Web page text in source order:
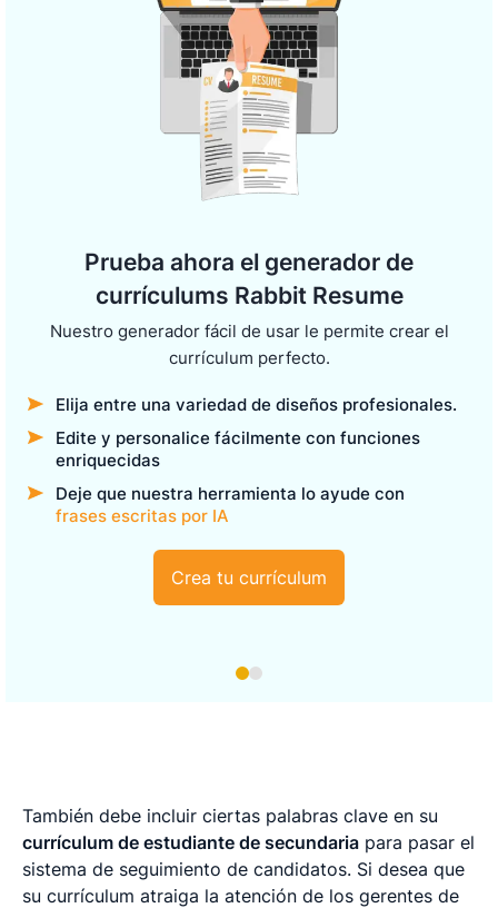
Prueba ahora el generador de
currículums Rabbit Resume
Nuestro generador fácil de usar le permite crear el
currículum perfecto.
Elija entre una variedad de diseños profesionales.
Edite y personalice fácilmente con funciones
enriquecidas
Deje que nuestra herramienta lo ayude con
frases escritas por IA
Crea tu currículum
También debe incluir ciertas palabras clave en su
currículum de estudiante de secundaria para pasar el
sistema de seguimiento de candidatos. Si desea que
su currículum atraiga la atención de los gerentes de